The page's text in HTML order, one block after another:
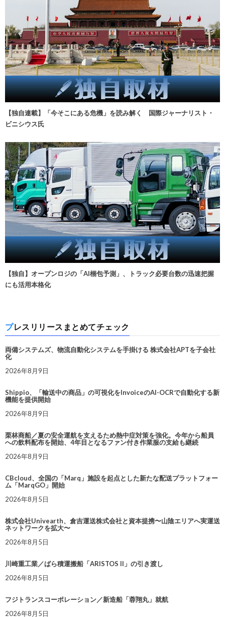
【独自連載】「今そこにある危機」を読み解く 国際ジャーナリスト・
ビニシウス氏
【独自】オープンロジの「AI梱包予測」、トラック必要台数の迅速把握
にも活用本格化
プレスリリースまとめてチェック
両備システムズ、物流自動化システムを手掛ける 株式会社APTを子会社
化
2026年8月9日
Shippio、「輸送中の商品」の可視化をInvoiceのAI-OCRで自動化する新
機能を提供開始
2026年8月9日
栗林商船／夏の安全運航を支えるため熱中症対策を強化。今年から船員
への飲料配布を開始、4年目となるファン付き作業服の支給も継続
2026年8月9日
CBcloud、全国の「Marq」施設を起点とした新たな配送プラットフォー
ム「MarqGO」開始
2026年8月5日
株式会社Univearth、倉吉運送株式会社と資本提携〜山陰エリアへ実運送
ネットワークを拡大〜
2026年8月5日
川崎重工業／ばら積運搬船「ARISTOS II」の引き渡し
2026年8月5日
フジトランスコーポレーション／新造船「蓉翔丸」就航
2026年8月5日